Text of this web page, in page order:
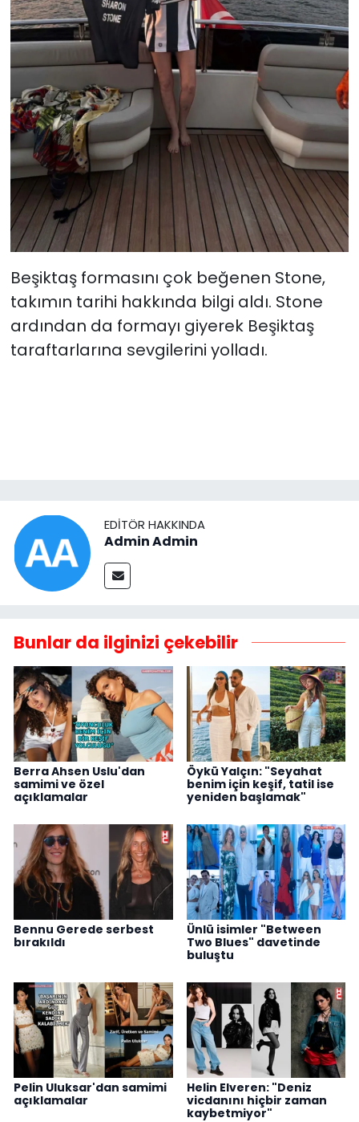
Beşiktaş formasını çok beğenen Stone,
takımın tarihi hakkında bilgi aldı. Stone
ardından da formayı giyerek Beşiktaş
taraftarlarına sevgilerini yolladı.
EDITÖR HAKKINDA
Admin Admin
Bunlar da ilginizi çekebilir
Berra Ahsen Uslu'dan
samimi ve özel
açıklamalar
Öykü Yalçın: "Seyahat
benim için keşif, tatil ise
yeniden başlamak"
Bennu Gerede serbest
bırakıldı
Ünlü isimler "Between
Two Blues" davetinde
buluştu
Pelin Uluksar'dan samimi
açıklamalar
Helin Elveren: "Deniz
vicdanını hiçbir zaman
kaybetmiyor"